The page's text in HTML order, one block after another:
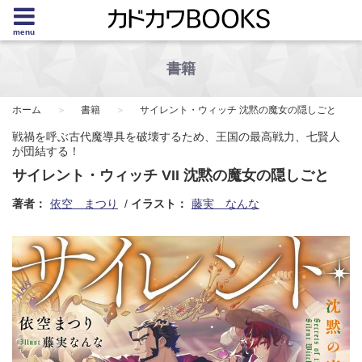
menu
書籍
ホーム 書籍 サイレント・ウィッチ 沈黙の魔女の隠しごと
戦禍を呼ぶ古代魔導具を破壊するため、王国の最高戦力、七賢人
が団結する！
サイレント・ウィッチ VII 沈黙の魔女の隠しごと
著者： 依空 まつり イラスト： 藤実 なんな